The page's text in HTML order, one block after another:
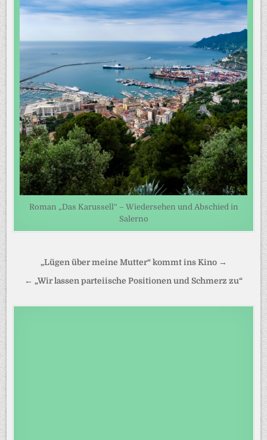
Roman „Das Karussell“ – Wiedersehen und Abschied in
Salerno
Beitragsnavigation
„Lügen über meine Mutter“ kommt ins Kino →
← „Wir lassen parteiische Positionen und Schmerz zu“